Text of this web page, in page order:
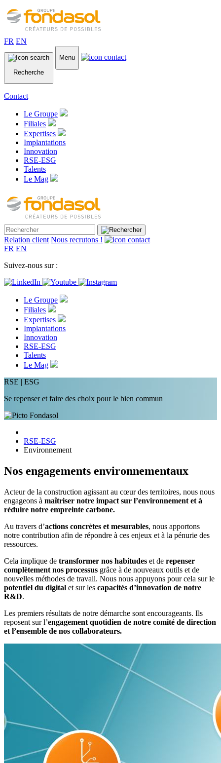
FR EN
Recherche
Menu
Contact
Le Groupe
Filiales
Expertises
Implantations
Innovation
RSE-ESG
Talents
Le Mag
Relation client Nous recrutons !
FR EN
Suivez-nous sur :
Le Groupe
Filiales
Expertises
Implantations
Innovation
RSE-ESG
Talents
Le Mag
RSE | ESG
Se repenser et faire des choix pour le bien commun
RSE-ESG
Environnement
Nos engagements environnementaux
Acteur de la construction agissant au cœur des territoires, nous nous
engageons à maîtriser notre impact sur l’environnement et à
réduire notre empreinte carbone.
Au travers d’actions concrètes et mesurables, nous apportons
notre contribution afin de répondre à ces enjeux et à la pénurie des
ressources.
Cela implique de transformer nos habitudes et de repenser
complètement nos processus grâce à de nouveaux outils et de
nouvelles méthodes de travail. Nous nous appuyons pour cela sur le
potentiel du digital et sur les capacités d’innovation de notre
R&D.
Les premiers résultats de notre démarche sont encourageants. Ils
reposent sur l’engagement quotidien de notre comité de direction
et l’ensemble de nos collaborateurs.